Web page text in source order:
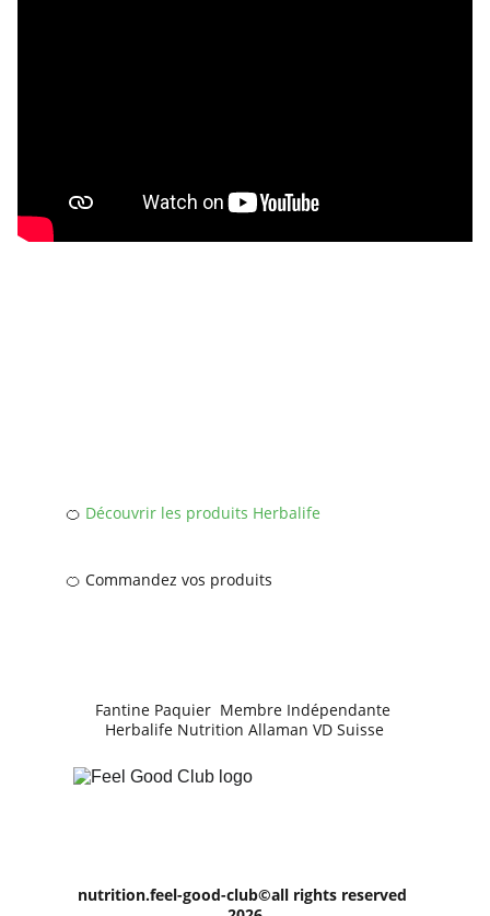
Fantine Paquier  Membre Indépendante
Herbalife Nutrition Allaman VD Suisse
nutrition.feel-good-club©all rights reserved
🍊 Découvrir les produits Herbalife
🍊 Commandez vos produits